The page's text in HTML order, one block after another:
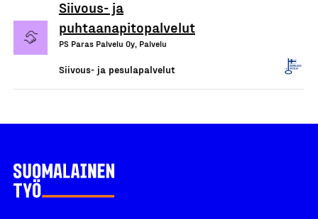
Siivous- ja
puhtaanapitopalvelut
PS Paras Palvelu Oy, Palvelu
Siivous- ja pesulapalvelut